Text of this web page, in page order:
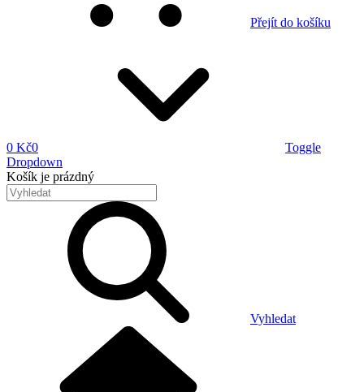
Přejít do košíku
0 Kč0
Toggle
Dropdown
Košík je prázdný
Vyhledat